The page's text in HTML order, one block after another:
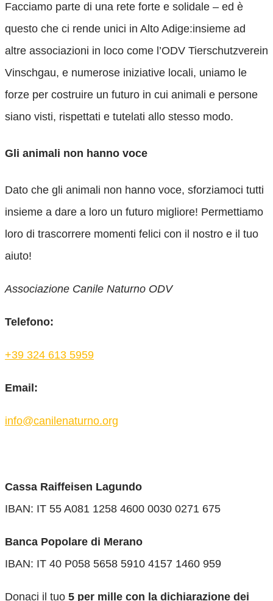
Facciamo parte di una rete forte e solidale – ed è
questo che ci rende unici in Alto Adige:insieme ad
altre associazioni in loco come l’ODV Tierschutzverein
Vinschgau, e numerose iniziative locali, uniamo le
forze per costruire un futuro in cui animali e persone
siano visti, rispettati e tutelati allo stesso modo.
Gli animali non hanno voce
Dato che gli animali non hanno voce, sforziamoci tutti
insieme a dare a loro un futuro migliore! Permettiamo
loro di trascorrere momenti felici con il nostro e il tuo
aiuto!
Associazione Canile Naturno ODV
Telefono:
+39 324 613 5959
Email:
info@canilenaturno.org
Cassa Raiffeisen Lagundo
IBAN: IT 55 A081 1258 4600 0030 0271 675
Banca Popolare di Merano
IBAN: IT 40 P058 5658 5910 4157 1460 959
Donaci il tuo 5 per mille con la dichiarazione dei